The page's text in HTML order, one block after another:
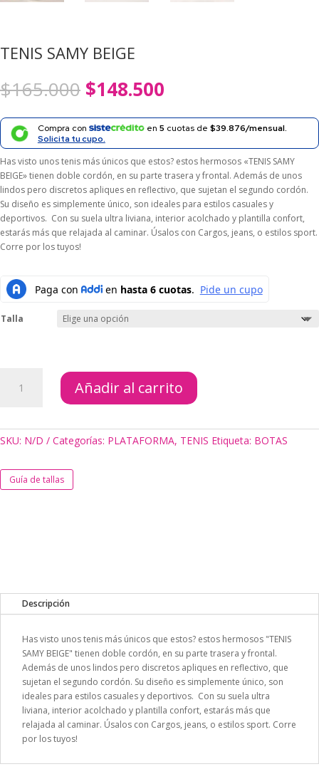
TENIS SAMY BEIGE
$165.000 El
precio
original
era:
$165.000.
$148.500
actual
es:
$148.500.
Compra con en 5 cuotas de $39.876/mensual.
Solicita tu cupo.
Has visto unos tenis más únicos que estos? estos hermosos «TENIS SAMY
BEIGE» tienen doble cordón, en su parte trasera y frontal. Además de unos
lindos pero discretos apliques en reflectivo, que sujetan el segundo cordón.
Su diseño es simplemente único, son ideales para estilos casuales y
deportivos. Con su suela ultra liviana, interior acolchado y plantilla confort,
estarás más que relajada al caminar. Úsalos con Cargos, jeans, o estilos sport.
Corre por los tuyos!
Talla
SAMY
Añadir al carrito
SKU: N/D Categorías: PLATAFORMA, TENIS Etiqueta: BOTAS
Guía de tallas
Descripción
Has visto unos tenis más únicos que estos? estos hermosos "TENIS
SAMY BEIGE" tienen doble cordón, en su parte trasera y frontal.
Además de unos lindos pero discretos apliques en reflectivo, que
sujetan el segundo cordón. Su diseño es simplemente único, son
ideales para estilos casuales y deportivos. Con su suela ultra
liviana, interior acolchado y plantilla confort, estarás más que
relajada al caminar. Úsalos con Cargos, jeans, o estilos sport. Corre
por los tuyos!